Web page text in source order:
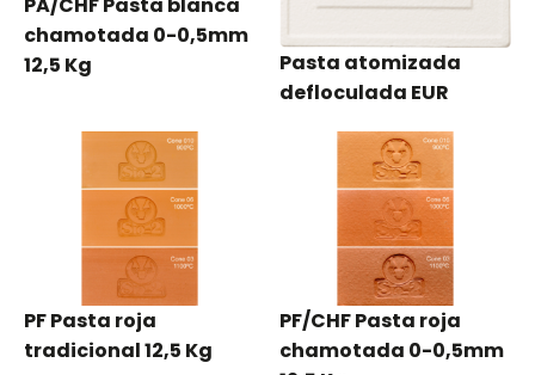
chamotada 0-0,5mm
12,5 Kg
Pasta atomizada
defloculada EUR
PF Pasta roja
tradicional 12,5 Kg
PF/CHF Pasta roja
chamotada 0-0,5mm